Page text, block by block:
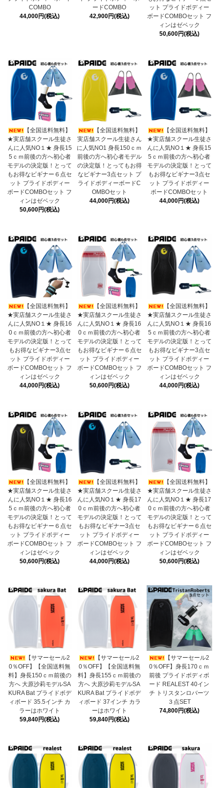
COMBO
44,000円(税込)
ードCOMBO
42,900円(税込)
ット プライドボディー
ボードCOMBOセット フ
ィンはゼベック
50,600円(税込)
【全国送料無料】
★実店舗スクール生徒さ
んに人気NO１★ 身長15
5ｃｍ前後の方へ初心者
モデルの決定版！とって
もお得なビギナー６点セ
ット プライドボディー
ボードCOMBOセット フ
ィンはゼベック
50,600円(税込)
【全国送料無料】
実店舗スクール生徒さん
に人気NO1 身長150ｃｍ
前後の方へ初心者モデル
の決定版！とってもお得
なビギナー3点セット プ
ライドボディーボードC
OMBOセット
44,000円(税込)
【全国送料無料】
★実店舗スクール生徒さ
んに人気NO１★ 身長15
5ｃｍ前後の方へ初心者
モデルの決定版！とって
もお得なビギナー3点セ
ット プライドボディー
ボードCOMBOセット
44,000円(税込)
【全国送料無料】
★実店舗スクール生徒さ
んに人気NO１★ 身長16
0ｃｍ前後の方へ初心者
モデルの決定版！とって
もお得なビギナー3点セ
ット プライドボディー
ボードCOMBOセット フ
ィンはゼベック
44,000円(税込)
【全国送料無料】
★実店舗スクール生徒さ
んに人気NO１★ 身長16
0ｃｍ前後の方へ初心者
モデルの決定版！とって
もお得なビギナー６点セ
ット プライドボディー
ボードCOMBOセット フ
ィンはゼベック
50,600円(税込)
【全国送料無料】
★実店舗スクール生徒さ
んに人気NO１★ 身長16
5ｃｍ前後の方へ初心者
モデルの決定版！とって
もお得なビギナー3点セ
ット プライドボディー
ボードCOMBOセット フ
ィンはゼベック
44,000円(税込)
【全国送料無料】
★実店舗スクール生徒さ
んに人気NO１★ 身長16
5ｃｍ前後の方へ初心者
モデルの決定版！とって
もお得なビギナー６点セ
ット プライドボディー
ボードCOMBOセット フ
ィンはゼベック
50,600円(税込)
【全国送料無料】
★実店舗スクール生徒さ
んに人気NO１★ 身長17
0ｃｍ前後の方へ初心者
モデルの決定版！とって
もお得なビギナー3点セ
ット プライドボディー
ボードCOMBOセット フ
ィンはゼベック
44,000円(税込)
【全国送料無料】
★実店舗スクール生徒さ
んに人気NO１★ 身長17
0ｃｍ前後の方へ初心者
モデルの決定版！とって
もお得なビギナー６点セ
ット プライドボディー
ボードCOMBOセット フ
ィンはゼベック
50,600円(税込)
【サマーセール2
0％OFF】【全国送料無
料】身長150ｃｍ前後の
方へ 大原沙莉モデルSA
KURA Bat プライドボデ
ィボード 35.5インチ カ
ラーはホワイト
59,840円(税込)
【サマーセール2
0％OFF】【全国送料無
料】身長155ｃｍ前後の
方へ 大原沙莉モデルSA
KURA Bat プライドボデ
ィボード 37インチ カラ
ーはホワイト
59,840円(税込)
【サマーセール2
0％OFF】身長170ｃｍ
前後 プライドボディボ
ード REALEST 40イン
チ トリスタンロバーツ
３点SET
74,800円(税込)